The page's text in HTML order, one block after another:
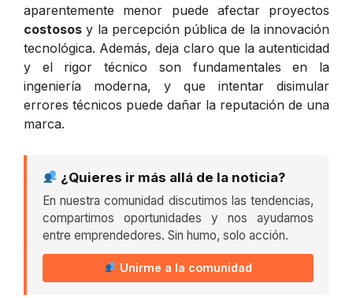
aparentemente menor puede afectar proyectos
costosos y la percepción pública de la innovación
tecnológica. Además, deja claro que la autenticidad
y el rigor técnico son fundamentales en la
ingeniería moderna, y que intentar disimular
errores técnicos puede dañar la reputación de una
marca.
¿Quieres ir más allá de la noticia?
En nuestra comunidad discutimos las tendencias,
compartimos oportunidades y nos ayudamos
entre emprendedores. Sin humo, solo acción.
Unirme a la comunidad